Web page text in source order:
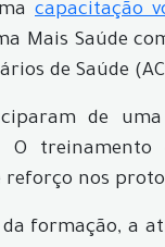
capacitação
Mais Saúde
de Saúde
de
O
nos
formação, a